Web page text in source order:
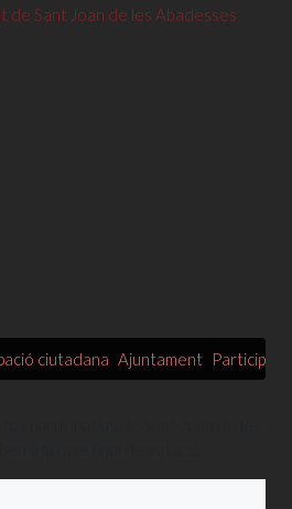
ciutadana Ajuntament